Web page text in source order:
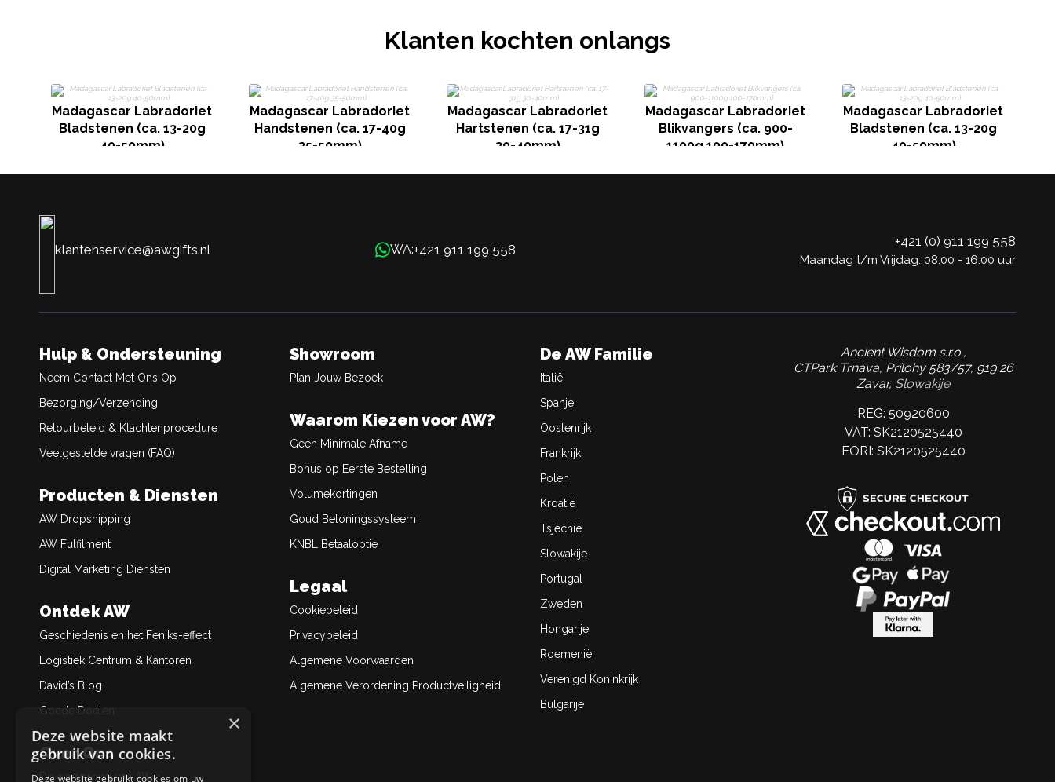
Klanten kochten onlangs
Madagascar Labradoriet
Bladstenen (ca. 13-20g
40-50mm)
Madagascar Labradoriet
Handstenen (ca. 17-40g
35-50mm)
Madagascar Labradoriet
Hartstenen (ca. 17-31g
30-40mm)
Madagascar Labradoriet
Blikvangers (ca. 900-
1100g 100-170mm)
Madagascar Labradoriet
Bladstenen (ca. 13-20g
40-50mm)
klantenservice@awgifts.nl WA:+421 911 199 558
+421 (0) 911 199 558
Maandag t/m Vrijdag: 08:00 - 16:00 uur
Hulp & Ondersteuning
Neem Contact Met Ons Op
Bezorging/Verzending
Retourbeleid & Klachtenprocedure
Veelgestelde vragen (FAQ)
Producten & Diensten
AW Dropshipping
AW Fulfilment
Digital Marketing Diensten
Ontdek AW
Geschiedenis en het Feniks-effect
Logistiek Centrum & Kantoren
David’s Blog
Goede Doelen
Over Ons
De oorsprong van AW
Showroom
Plan Jouw Bezoek
Waarom Kiezen voor AW?
Geen Minimale Afname
Bonus op Eerste Bestelling
Volumekortingen
Goud Beloningssysteem
KNBL Betaaloptie
Legaal
Cookiebeleid
Privacybeleid
Algemene Voorwaarden
Algemene Verordening Productveiligheid
De AW Familie
Italië
Spanje
Oostenrijk
Frankrijk
Polen
Kroatië
Tsjechië
Slowakije
Portugal
Zweden
Hongarije
Roemenië
Verenigd Koninkrijk
Bulgarije
Ancient Wisdom s.r.o.,
CTPark Trnava, Prílohy 583/57, 919 26
Zavar, Slowakije
REG: 50920600
VAT: SK2120525440
EORI: SK2120525440
×
Deze website maakt
gebruik van cookies.
Deze website gebruikt cookies om uw